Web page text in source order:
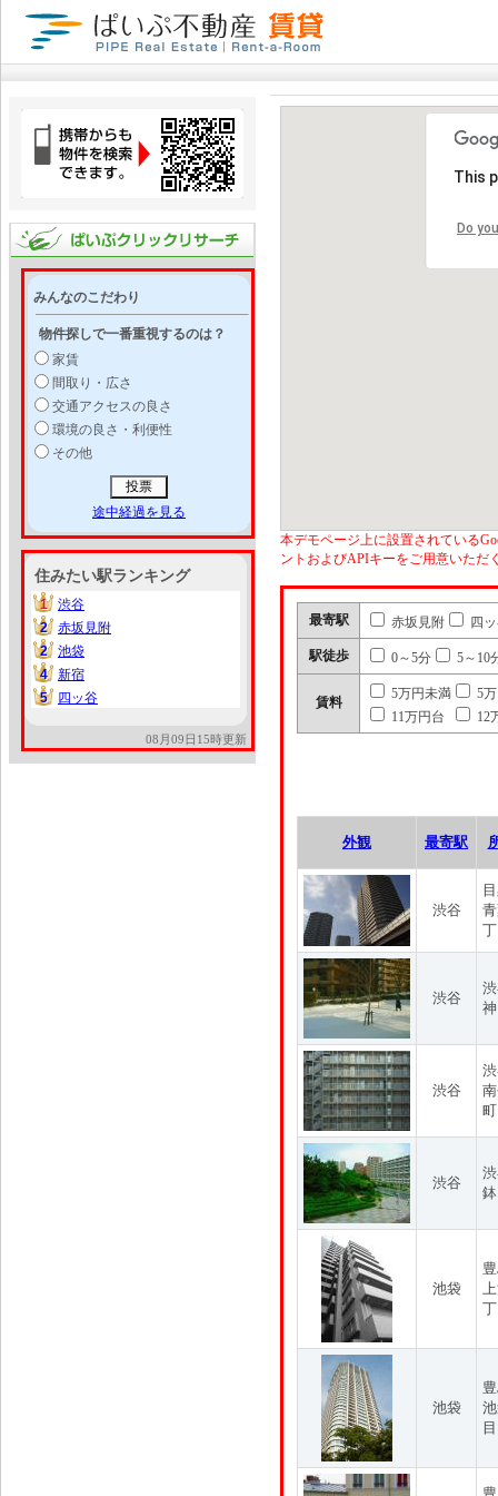
みんなのこだわり
物件探しで一番重視するのは？
家賃
間取り・広さ
交通アクセスの良さ
環境の良さ・利便性
その他
途中経過を見る
住みたい駅ランキング
1
1
渋谷
2
2
赤坂見附
2
2
池袋
4
4
新宿
5
5 四ッ谷
08月09日15時更新
This
Do
本デモページ上に設置されている
ントおよびAPIキーをご用意いただ
最寄駅 赤坂見附 四
駅徒歩 0～5分 5～10
賃料
5万円未満
5
11万円台
12
外観 最寄駅
渋谷
渋谷
渋谷
渋谷
池袋
池袋
目